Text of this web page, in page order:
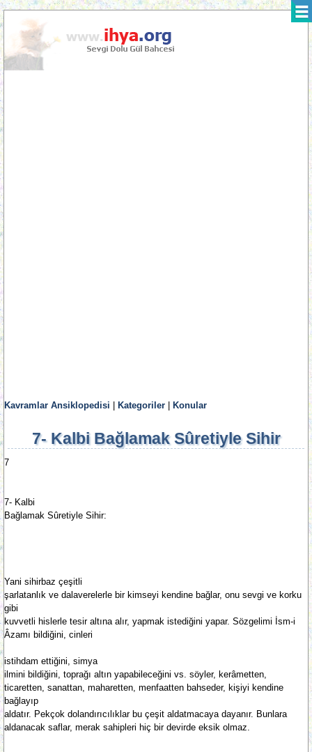
Kavramlar Ansiklopedisi Kategoriler Konular
7- Kalbi Bağlamak Sûretiyle Sihir
7
7- Kalbi
Bağlamak Sûretiyle Sihir:
Yani sihirbaz çeşitli
şarlatanlık ve dalaverelerle bir kimseyi kendine bağlar, onu sevgi ve korku
gibi
kuvvetli hislerle tesir altına alır, yapmak istediğini yapar. Sözgelimi İsm-i
Âzamı bildiğini, cinleri
istihdam ettiğini, simya
ilmini bildiğini, toprağı altın yapabileceğini vs. söyler, kerâmetten,
ticaretten, sanattan, maharetten, menfaatten bahseder, kişiyi kendine
bağlayıp
aldatır. Pekçok dolandırıcılıklar bu çeşit aldatmacaya dayanır. Bunlara
aldanacak saflar, merak sahipleri hiç bir devirde eksik olmaz.